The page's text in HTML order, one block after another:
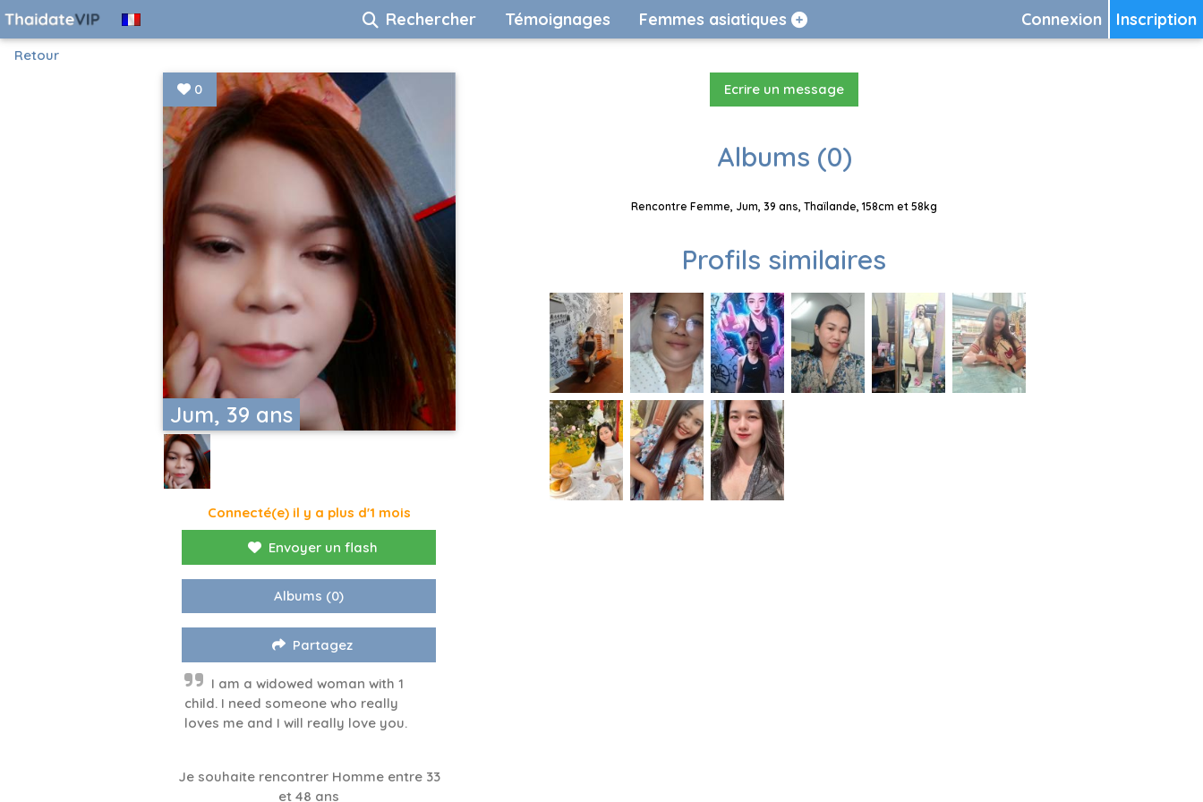
Inscription
Connexion
Rechercher Témoignages Femmes asiatiques
Retour
Jum, 39 ans
0
Connecté(e) il y a plus d'1 mois
Envoyer un flash
Albums (0)
Partagez
I am a widowed woman with 1
child. I need someone who really
loves me and I will really love you.
Je souhaite rencontrer Homme entre 33
et 48 ans
Ecrire un message
Albums (0)
Rencontre Femme, Jum, 39 ans, Thaïlande, 158cm et 58kg
Profils similaires